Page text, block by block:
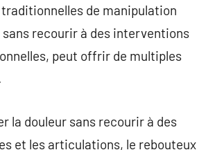
de manipulation
recourir à des interventions
peut offrir de multiples
la douleur sans recourir à des
et les articulations, le rebouteux